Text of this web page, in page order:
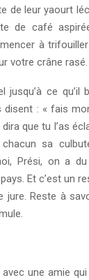
de leur yaourt
de café
à
votre crâne rasé.
jusqu’à ce qu’il
disent : « fais
que tu l’as
sa
Prési, on a
Et c’est un
jure. Reste à
une amie